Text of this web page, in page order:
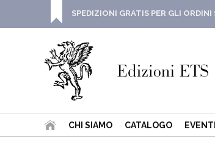
SPEDIZIONI GRATIS PER GLI
CHI SIAMO CATALOGO